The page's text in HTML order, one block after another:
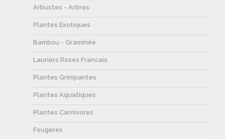
Arbustes - Arbres
Plantes Exotiques
Bambou - Graminée
Lauriers Roses Francais
Plantes Grimpantes
Plantes Aquatiques
Plantes Carnivores
Fougères